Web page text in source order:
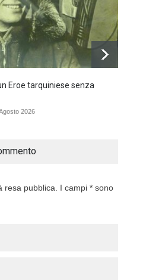
Eroe tarquiniese senza
2026
resa pubblica. I campi * sono